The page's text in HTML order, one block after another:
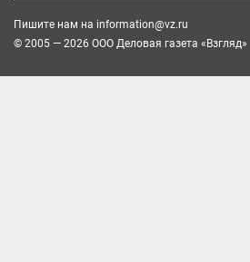
Пишите нам на information@vz.ru
© 2005 — 2026 ООО Деловая газета «Взгляд»